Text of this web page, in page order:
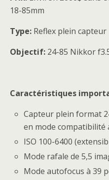
18-85mm
Type: Reflex plein capteur
Objectif: 24-85 Nikkor
Caractéristiques
Capteur plein format
en mode
ISO 100-6400
Mode rafale de 5,5
Mode autofocus à 39